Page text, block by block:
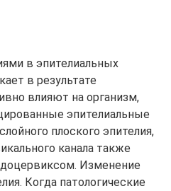
в эпителиальных
в результате
влияют на организм,
эпителиальные
плоского эпителия,
канала также
Изменение
Когда патологические